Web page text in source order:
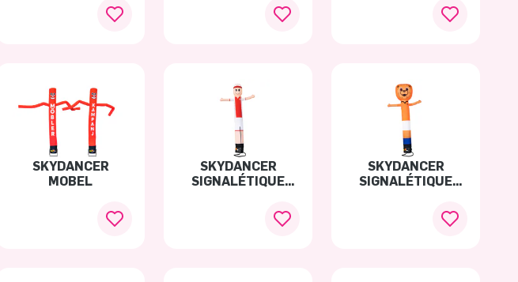
SKYDANCER
MOBEL
SKYDANCER
SIGNALÉTIQUE
SKYDANCER
SIGNALÉTIQUE